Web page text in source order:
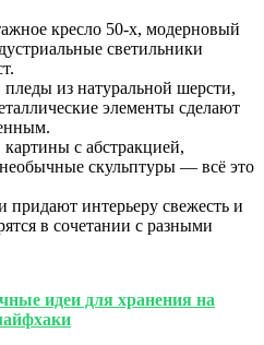
кресло 50-х, модерновый
светильники
пледы из натуральной шерсти,
элементы сделают
картины с абстракцией,
скульптуры — всё это
придают интерьеру свежесть и
в сочетании с разными
идеи для хранения на